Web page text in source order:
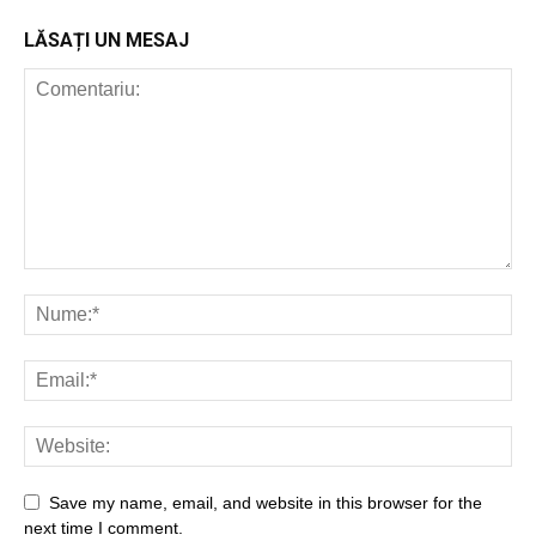
LĂSAȚI UN MESAJ
Save my name, email, and website in this browser for the
next time I comment.